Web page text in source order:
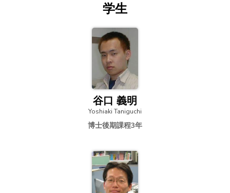
学生
谷口 義明
Yoshiaki Taniguchi
博士後期課程3年